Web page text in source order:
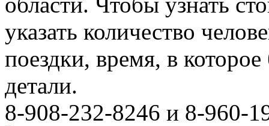
указать количество
поездки, время, в
детали.
8-908-232-8246 и 8-960-